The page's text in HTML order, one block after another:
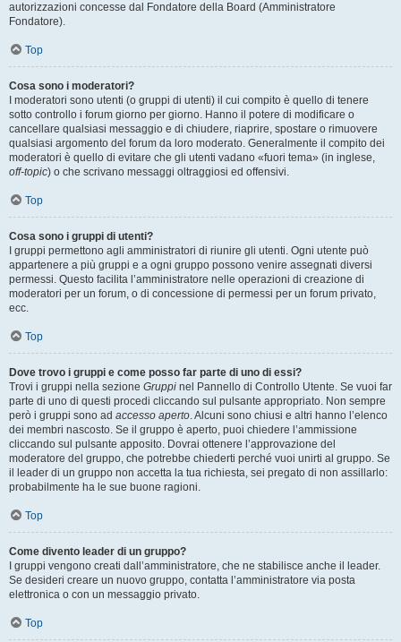
autorizzazioni concesse dal Fondatore della Board (Amministratore
Fondatore).
Top
Cosa sono i moderatori?
I moderatori sono utenti (o gruppi di utenti) il cui compito è quello di tenere
sotto controllo i forum giorno per giorno. Hanno il potere di modificare o
cancellare qualsiasi messaggio e di chiudere, riaprire, spostare o rimuovere
qualsiasi argomento del forum da loro moderato. Generalmente il compito dei
moderatori è quello di evitare che gli utenti vadano «fuori tema» (in inglese,
off-topic) o che scrivano messaggi oltraggiosi ed offensivi.
Top
Cosa sono i gruppi di utenti?
I gruppi permettono agli amministratori di riunire gli utenti. Ogni utente può
appartenere a più gruppi e a ogni gruppo possono venire assegnati diversi
permessi. Questo facilita l’amministratore nelle operazioni di creazione di
moderatori per un forum, o di concessione di permessi per un forum privato,
ecc.
Top
Dove trovo i gruppi e come posso far parte di uno di essi?
Trovi i gruppi nella sezione Gruppi nel Pannello di Controllo Utente. Se vuoi far
parte di uno di questi procedi cliccando sul pulsante appropriato. Non sempre
però i gruppi sono ad accesso aperto. Alcuni sono chiusi e altri hanno l’elenco
dei membri nascosto. Se il gruppo è aperto, puoi chiedere l’ammissione
cliccando sul pulsante apposito. Dovrai ottenere l’approvazione del
moderatore del gruppo, che potrebbe chiederti perché vuoi unirti al gruppo. Se
il leader di un gruppo non accetta la tua richiesta, sei pregato di non assillarlo:
probabilmente ha le sue buone ragioni.
Top
Come divento leader di un gruppo?
I gruppi vengono creati dall’amministratore, che ne stabilisce anche il leader.
Se desideri creare un nuovo gruppo, contatta l’amministratore via posta
elettronica o con un messaggio privato.
Top